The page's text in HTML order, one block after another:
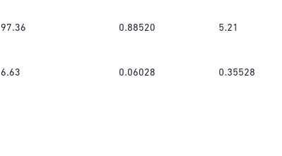
97.36 0.88520 5.21
6.63 0.06028 0.35528